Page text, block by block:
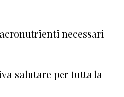
necessari
salutare per tutta la